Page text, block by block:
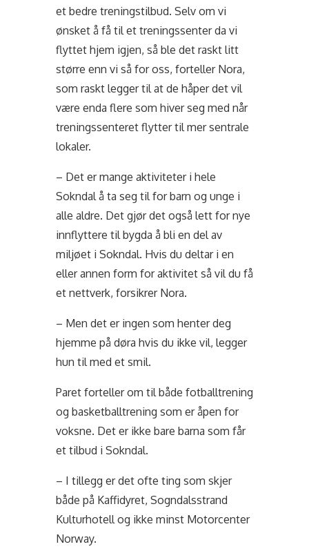
et bedre treningstilbud. Selv om vi
ønsket å få til et treningssenter da vi
flyttet hjem igjen, så ble det raskt litt
større enn vi så for oss, forteller Nora,
som raskt legger til at de håper det vil
være enda flere som hiver seg med når
treningssenteret flytter til mer sentrale
lokaler.
– Det er mange aktiviteter i hele
Sokndal å ta seg til for barn og unge i
alle aldre. Det gjør det også lett for nye
innflyttere til bygda å bli en del av
miljøet i Sokndal. Hvis du deltar i en
eller annen form for aktivitet så vil du få
et nettverk, forsikrer Nora.
– Men det er ingen som henter deg
hjemme på døra hvis du ikke vil, legger
hun til med et smil.
Paret forteller om til både fotballtrening
og basketballtrening som er åpen for
voksne. Det er ikke bare barna som får
et tilbud i Sokndal.
– I tillegg er det ofte ting som skjer
både på Kaffidyret, Sogndalsstrand
Kulturhotell og ikke minst Motorcenter
Norway.